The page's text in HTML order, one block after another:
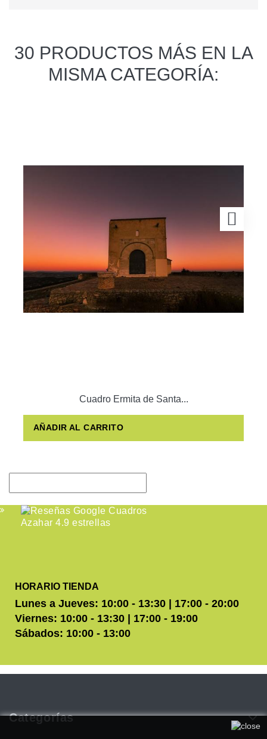
30 PRODUCTOS MÁS EN LA
MISMA CATEGORÍA:
Cuadro Ermita de Santa...
AÑADIR AL CARRITO
HORARIO TIENDA
Lunes a Jueves: 10:00 - 13:30 | 17:00 - 20:00
Viernes: 10:00 - 13:30 | 17:00 - 19:00
Sábados: 10:00 - 13:00
Categorías
Utilizamos cookies propias y de terceros para mejorar